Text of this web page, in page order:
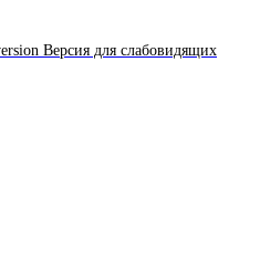
Версия для слабовидящих